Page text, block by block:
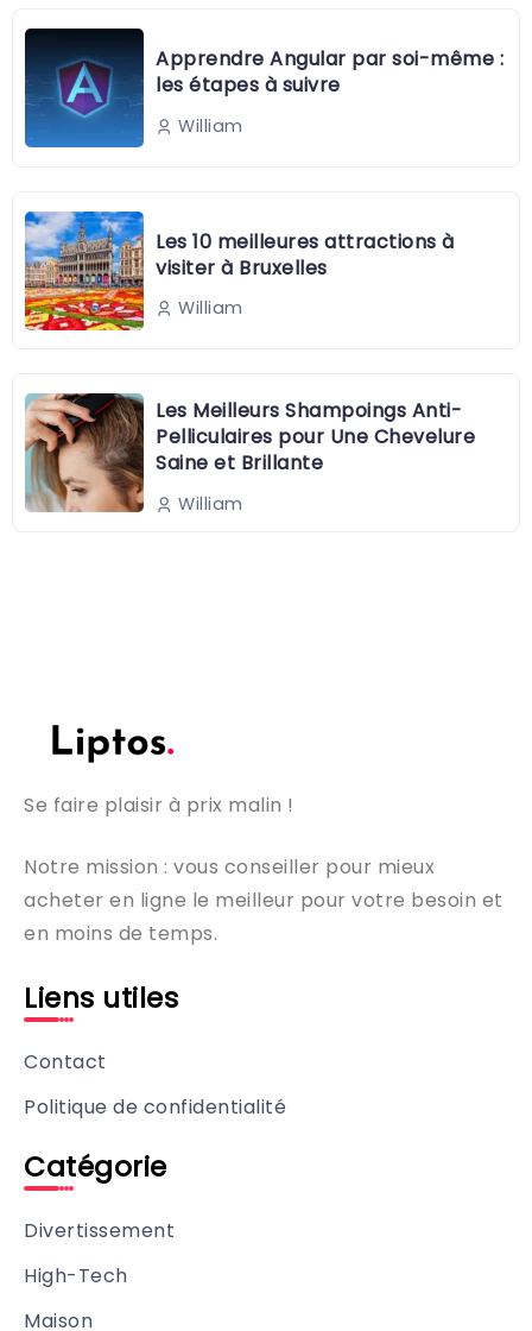
Apprendre Angular par soi-même :
les étapes à suivre
William
Les 10 meilleures attractions à
visiter à Bruxelles
William
Les Meilleurs Shampoings Anti-
Pelliculaires pour Une Chevelure
Saine et Brillante
William
Se faire plaisir à prix malin !
Notre mission : vous conseiller pour mieux
acheter en ligne le meilleur pour votre besoin et
en moins de temps.
Liens utiles
Contact
Politique de confidentialité
Catégorie
Divertissement
High-Tech
Maison